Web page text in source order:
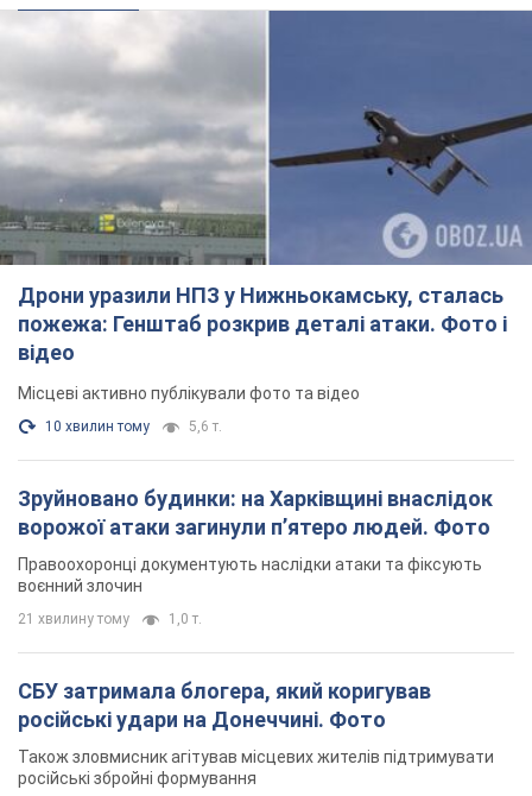
пожежа: Генштаб розкрив деталі атаки. Фото і
відео
10 хвилин тому
Зруйновано будинки: на Харківщині внаслідок
ворожої атаки загинули п’ятеро людей. Фото
Правоохоронці документують наслідки атаки та фіксують
21 хвилину тому
СБУ затримала блогера, який коригував
російські удари на Донеччині. Фото
годину тому 876